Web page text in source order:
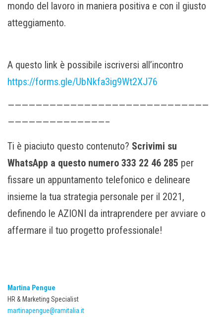
mondo del lavoro in maniera positiva e con il giusto
atteggiamento.
A questo link è possibile iscriversi all’incontro
https://forms.gle/UbNkfa3ig9Wt2XJ76
—————————————————————————————
——————————————–
Ti è piaciuto questo contenuto? Scrivimi su
WhatsApp a questo numero 333 22 46 285 per
fissare un appuntamento telefonico e delineare
insieme la tua strategia personale per il 2021,
definendo le AZIONI da intraprendere per avviare o
affermare il tuo progetto professionale!
Martina Pengue
HR & Marketing Specialist
martinapengue@ramitalia.it